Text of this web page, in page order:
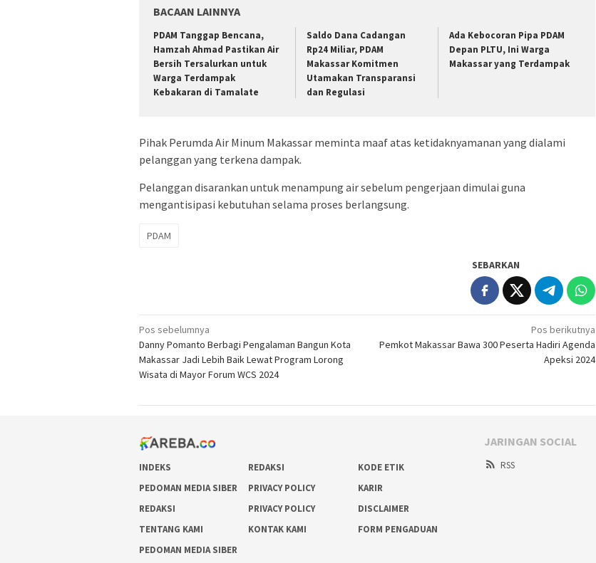
BACAAN LAINNYA
PDAM Tanggap Bencana,
Hamzah Ahmad Pastikan Air
Bersih Tersalurkan untuk
Warga Terdampak
Kebakaran di Tamalate
Saldo Dana Cadangan
Rp24 Miliar, PDAM
Makassar Komitmen
Utamakan Transparansi
dan Regulasi
Ada Kebocoran Pipa PDAM
Depan PLTU, Ini Warga
Makassar yang Terdampak
Pihak Perumda Air Minum Makassar meminta maaf atas ketidaknyamanan yang dialami
pelanggan yang terkena dampak.
Pelanggan disarankan untuk menampung air sebelum pengerjaan dimulai guna
mengantisipasi kebutuhan selama proses berlangsung.
PDAM
SEBARKAN
Navigasi
pos
Pos sebelumnya
Danny Pomanto Berbagi Pengalaman Bangun Kota
Makassar Jadi Lebih Baik Lewat Program Lorong
Wisata di Mayor Forum WCS 2024
Pos berikutnya
Pemkot Makassar Bawa 300 Peserta Hadiri Agenda
Apeksi 2024
INDEKS REDAKSI
KODE ETIK
PEDOMAN MEDIA SIBER
PRIVACY POLICY
KARIR
REDAKSI
PRIVACY POLICY
DISCLAIMER
TENTANG KAMI
KONTAK KAMI
FORM PENGADUAN
PEDOMAN MEDIA SIBER
JARINGAN SOCIAL
RSS